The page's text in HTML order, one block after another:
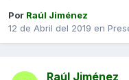
Por Raúl Jiménez
12 de Abril del 2019 en
Raúl Jiménez